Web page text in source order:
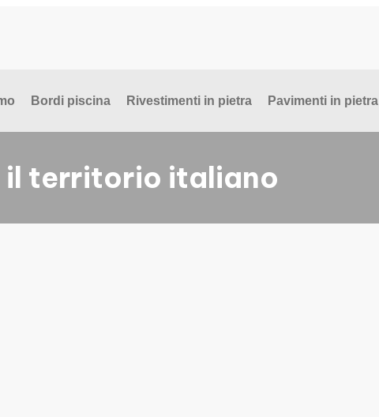
Bordi piscina Rivestimenti in pietra Pavimenti in pietra
il territorio italiano